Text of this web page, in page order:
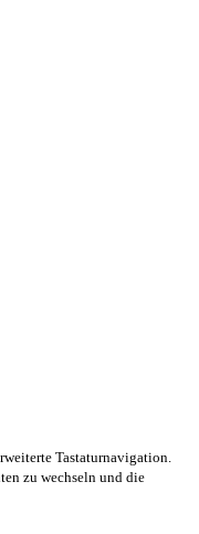
Tastaturnavigation.
zu wechseln und die